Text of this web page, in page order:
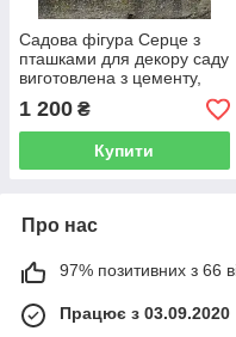
Садова фігура Серце з
пташками для декору саду
виготовлена ​​з цементу,
ручної роботи
1 200 ₴
Купити
Про нас
97% позитивних з 66
Працює з 03.09.2020